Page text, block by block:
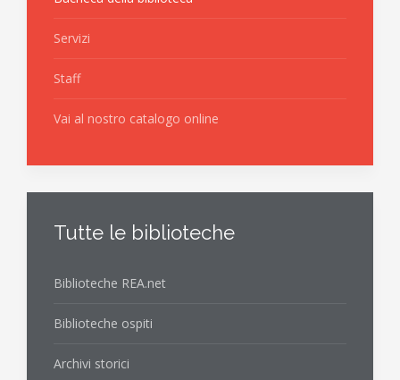
Servizi
Staff
Vai al nostro catalogo online
Tutte le biblioteche
Biblioteche REA.net
Biblioteche ospiti
Archivi storici